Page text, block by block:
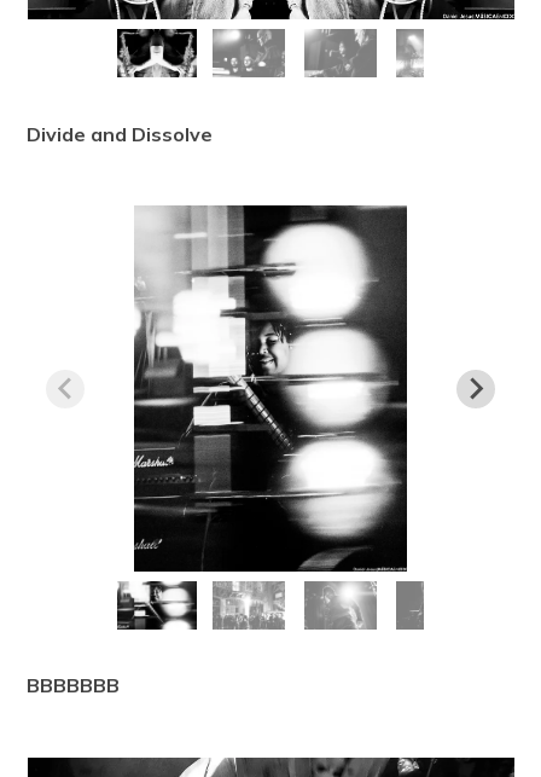
Divide and Dissolve
BBBBBBB